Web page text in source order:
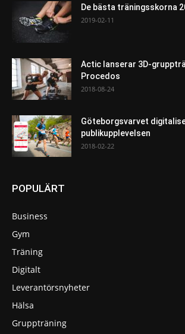
De bästa träningsskorna
2019-02-11
Actic lanserar 3D-
Procedos
2018-08-24
Göteborgsvarvet
publikupplevelsen
2018-02-22
POPULÄRT
Business
Gym
Träning
Digitalt
Leverantörsnyheter
Hälsa
Gruppträning